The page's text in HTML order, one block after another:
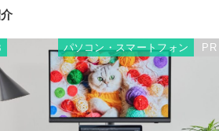
パソコン・スマートフォン PR